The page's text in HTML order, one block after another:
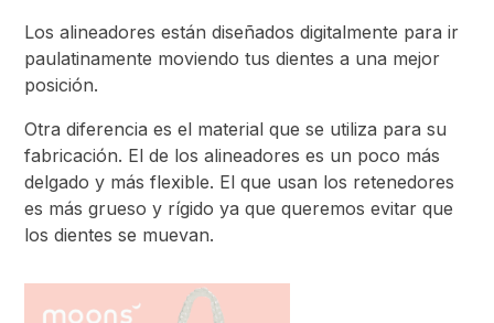
Los alineadores están diseñados digitalmente para ir
paulatinamente moviendo tus dientes a una mejor
posición.
Otra diferencia es el material que se utiliza para su
fabricación. El de los alineadores es un poco más
delgado y más flexible. El que usan los retenedores
es más grueso y rígido ya que queremos evitar que
los dientes se muevan.